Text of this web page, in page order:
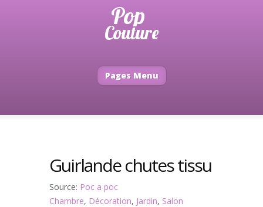
Pages Menu
Guirlande chutes tissu
Source: Poc a poc
Chambre, Décoration, Jardin, Salon